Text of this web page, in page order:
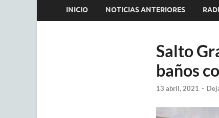
INICIO NOTICIAS ANTERIORES
Salto
baños
13 abril, 2021 -